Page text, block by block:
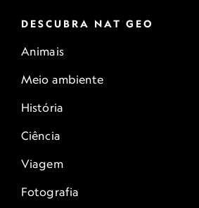
DESCUBRA NAT GEO
Animais
Meio ambiente
História
Ciência
Viagem
Fotografia